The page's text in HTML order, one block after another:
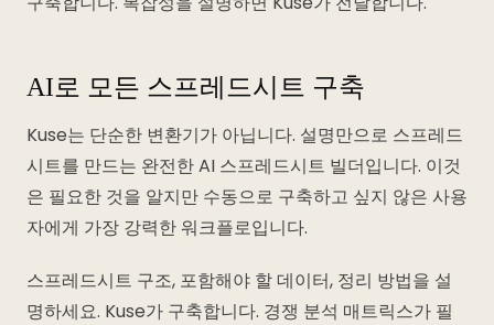
AI로 모든 스프레드시트 구축
Kuse는 단순한 변환기가 아닙니다. 설명만으로 스프레드
시트를 만드는 완전한 AI 스프레드시트 빌더입니다. 이것
은 필요한 것을 알지만 수동으로 구축하고 싶지 않은 사용
자에게 가장 강력한 워크플로입니다.
스프레드시트 구조, 포함해야 할 데이터, 정리 방법을 설
명하세요. Kuse가 구축합니다. 경쟁 분석 매트릭스가 필